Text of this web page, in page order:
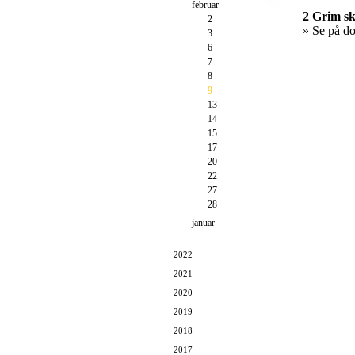
februar
2
3
6
7
8
9
13
14
15
17
20
22
27
28
januar
2022
2021
2020
2019
2018
2017
2 Grim
» Se på